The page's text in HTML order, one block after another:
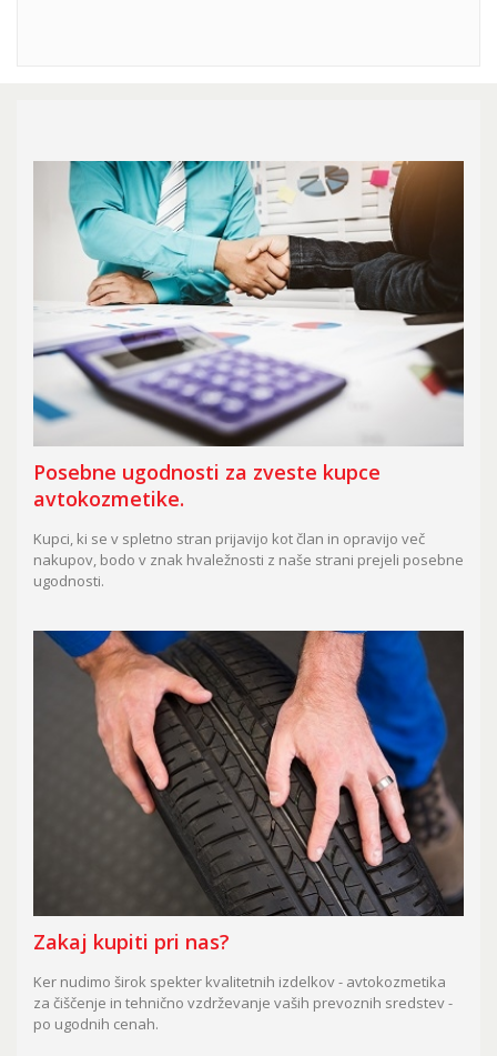
Posebne ugodnosti za zveste kupce
avtokozmetike.
Kupci, ki se v spletno stran prijavijo kot član in opravijo več
nakupov, bodo v znak hvaležnosti z naše strani prejeli posebne
ugodnosti.
Zakaj kupiti pri nas?
Ker nudimo širok spekter kvalitetnih izdelkov - avtokozmetika
za čiščenje in tehnično vzdrževanje vaših prevoznih sredstev -
po ugodnih cenah.